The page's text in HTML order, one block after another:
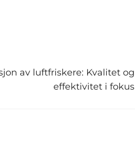
av luftfriskere: Kvalitet og
effektivitet i fokus